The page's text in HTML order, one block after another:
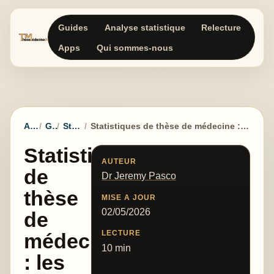
Guides Analyse statistique Relecture
Apps Qui sommes-nous
Accueil Guides Statistiques Statistiques de thèse de médecine : les faire soi-même ou demander de l’aide ?
Statistiques
de
thèse
de
médecine
: les
AUTEUR
Dr Jeremy Pasco
MISE A JOUR
02/05/2026
LECTURE
10 min